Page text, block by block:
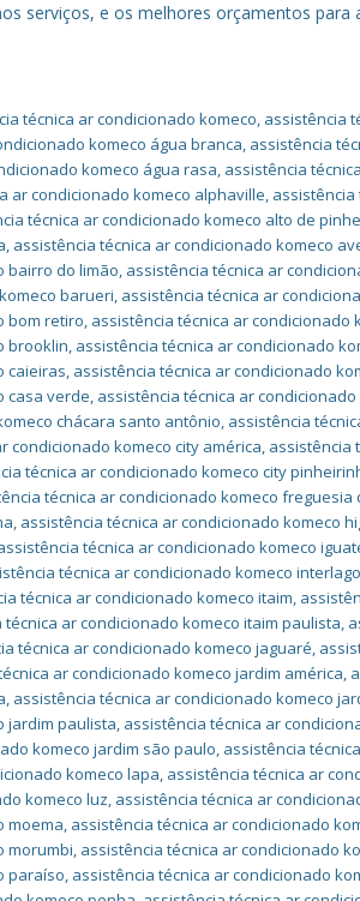
serviços, e os melhores orçamentos para
técnica ar condicionado komeco, assistência
komeco água branca, assistência
komeco água rasa, assistência
ar condicionado komeco alphaville, assistência
técnica ar condicionado komeco alto de
, assistência técnica ar condicionado komeco
bairro do limão, assistência técnica ar
barueri, assistência técnica ar
bom retiro, assistência técnica ar condicionado
brooklin, assistência técnica ar condicionado
caieiras, assistência técnica ar condicionado
casa verde, assistência técnica ar
chácara santo antônio, assistência
condicionado komeco city américa, assistência
técnica ar condicionado komeco city
técnica ar condicionado komeco freguesia
, assistência técnica ar condicionado komeco
técnica ar condicionado komeco
técnica ar condicionado komeco
técnica ar condicionado komeco itaim,
técnica ar condicionado komeco itaim paulista,
técnica ar condicionado komeco jaguaré,
ar condicionado komeco jardim américa,
, assistência técnica ar condicionado komeco
jardim paulista, assistência técnica ar
komeco jardim são paulo, assistência
komeco lapa, assistência técnica ar
komeco luz, assistência técnica ar
moema, assistência técnica ar condicionado
morumbi, assistência técnica ar condicionado
paraíso, assistência técnica ar condicionado